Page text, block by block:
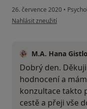
26. července 2020 •
podle názoru uživatele Váš
Nahlásit zneužití
M.A. Hana
Dobrý den.
hodnocení a
konzultace takto
cestě a přeji vše